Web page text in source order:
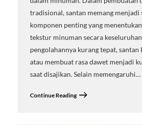
tradisional, santan memang menjadi
komponen penting yang
tekstur minuman secara
pengolahannya kurang tepat, santan
atau membuat rasa dawet menjadi
saat disajikan. Selain memengaruhi…
Continue Reading